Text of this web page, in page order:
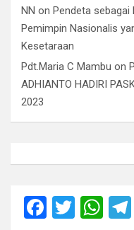
NN on Pendeta sebagai
Pemimpin Nasionalis
Kesetaraan
Pdt.Maria C Mambu on
ADHIANTO HADIRI
2023
F
T
W